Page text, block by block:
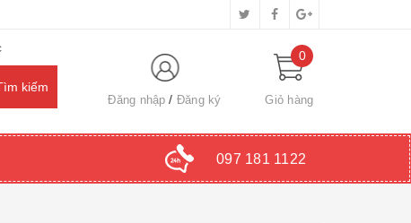
Đăng nhập Đăng ký
0
Giỏ hàng
097 181 1122